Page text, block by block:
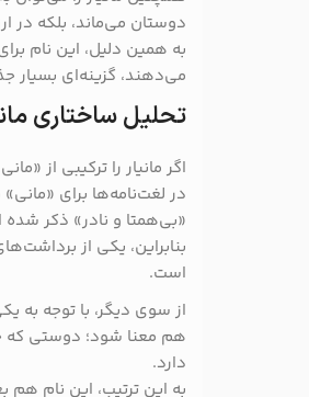
دوستان می‌ماند، بلکه در
به همین دلیل، این نام
می‌دهند، گزینه‌ای
تحلیل ساختاری
اگر مانیار را ترکیبی از
در لغت‌نامه‌ها برای
«بی‌همتا و نادر» ذکر
بنابراین، یکی از
است.
از سوی دیگر، با توجه به
هم معنا شود؛ دوستی که
دارد.
به این ترتیب، این نام